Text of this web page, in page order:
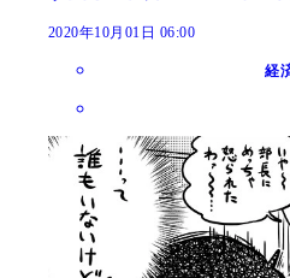
2020年10月01日 06:00
経